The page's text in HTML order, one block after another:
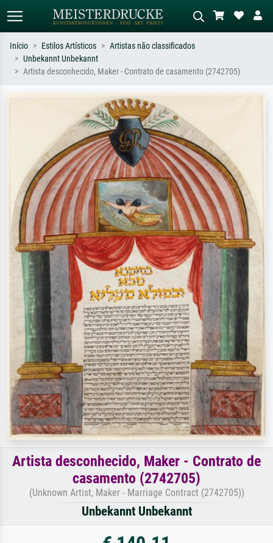
Pesquisa padrão Pesquisa de imagens IA
ex: Monet, Noite Estrelada,
impressionismo, onda de Hokusai, nu.
abstrato com muito vermelho, pintura
a óleo escura, nu em pé ao lado de
uma árvore.
Início Estilos Artísticos
Artistas não classificados
Unbekannt Unbekannt
Artista desconhecido, Maker - Contrato de casamento (2742705)
Artista desconhecido, Maker - Contrato de
casamento (2742705)
(Unknown Artist, Maker - Marriage Contract (2742705))
Unbekannt Unbekannt